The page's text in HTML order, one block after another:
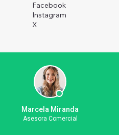
Facebook
Instagram
X
Marcela Miranda
Asesora Comercial